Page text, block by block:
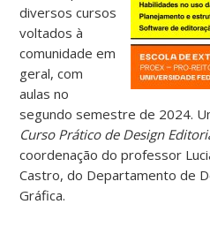
diversos cursos
voltados à
comunidade em
geral, com
aulas no
segundo semestre de 2024.
Curso Prático de Design
coordenação do professor
Castro, do Departamento de
Gráfica.